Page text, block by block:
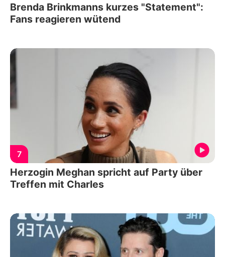
Brenda Brinkmanns kurzes "Statement":
Fans reagieren wütend
7
Herzogin Meghan spricht auf Party über
Treffen mit Charles